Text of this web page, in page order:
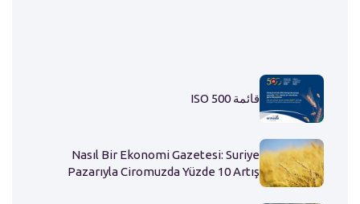
قائمة ISO 500
Nasıl Bir Ekonomi Gazetesi: Suriye
Pazarıyla Ciromuzda Yüzde 10 Artış